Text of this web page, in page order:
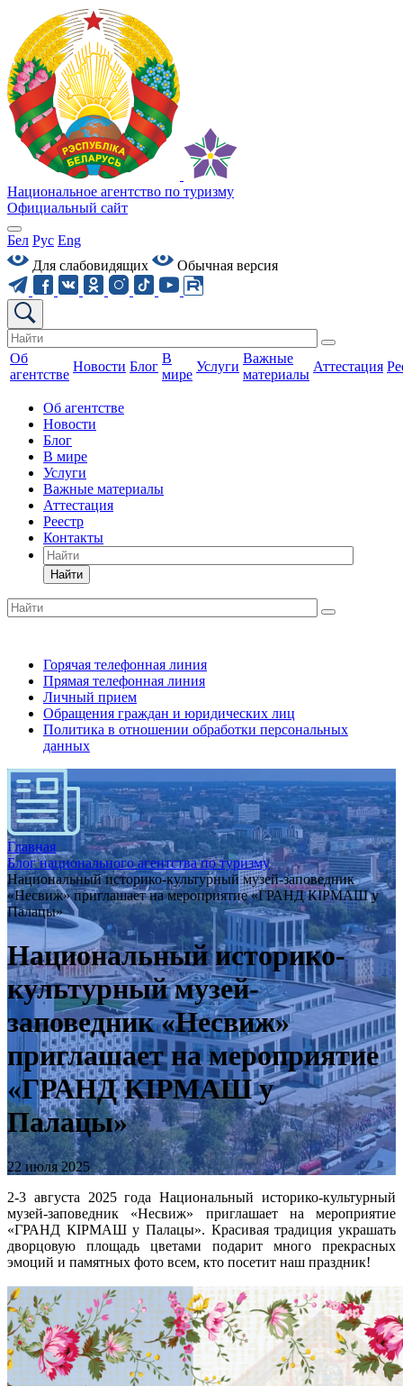
Национальное агентство по туризму
Официальный сайт
Бел Рус Eng
Для слабовидящих
Обычная версия
Об
агентстве
Новости Блог
В
мире
Услуги
Важные
материалы
Аттестация
Об агентстве
Новости
Блог
В мире
Услуги
Важные материалы
Аттестация
Реестр
Контакты
Найти
Горячая телефонная линия
Прямая телефонная линия
Личный прием
Обращения граждан и юридических лиц
Политика в отношении обработки персональных
данных
Главная
Блог национального агентства по туризму
Национальный историко-культурный музей-заповедник
«Несвиж» приглашает на мероприятие «ГРАНД КІРМАШ у
Палацы»
Национальный историко-
культурный музей-
заповедник «Несвиж»
приглашает на мероприятие
«ГРАНД КІРМАШ у
Палацы»
22 июля 2025
2-3 августа 2025 года Национальный историко-культурный
музей-заповедник «Несвиж» приглашает на мероприятие
«ГРАНД КІРМАШ у Палацы». Красивая традиция украшать
дворцовую площадь цветами подарит много прекрасных
эмоций и памятных фото всем, кто посетит наш праздник!